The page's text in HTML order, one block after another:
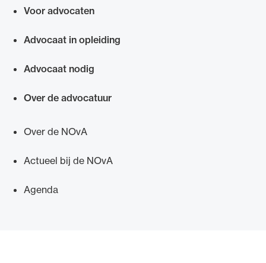
Voor advocaten
Advocaat in opleiding
Advocaat nodig
Over de advocatuur
Over de NOvA
Actueel bij de NOvA
Agenda
Uitgelicht
Van de Advocatenwet tot de Verordening op
advocatuur (Roda).